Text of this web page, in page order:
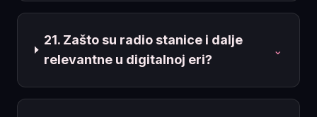
21. Zašto su radio stanice i dalje
relevantne u digitalnoj eri?
⌄